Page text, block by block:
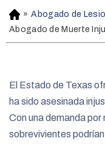
H
o
m
» Abogado de
Abogado de Muerte
El Estado de Texas
ha sido asesinada
Con una demanda
sobrevivientes